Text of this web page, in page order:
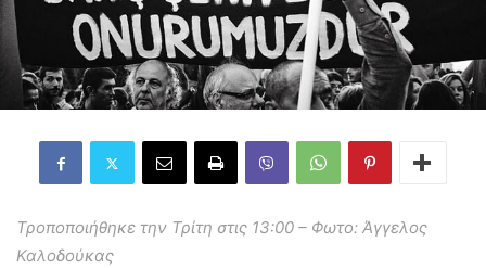
Τροποποιήθηκε την Τρίτη στις 13:00 – Φωτο: Άγγελος
Καλοδούκας